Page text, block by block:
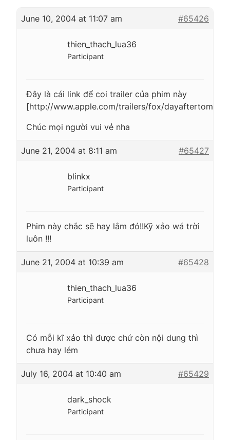
June 10, 2004 at 11:07 am #65426
thien_thach_lua36
Participant
Đây là cái link để coi trailer của phim này
[http://www.apple.com/trailers/fox/
Chúc mọi người vui vẻ nha
June 21, 2004 at 8:11 am #65427
blinkx
Participant
Phim này chắc sẽ hay lắm đó!!Kỹ xảo wá trời
luôn !!!
June 21, 2004 at 10:39 am #65428
thien_thach_lua36
Participant
Có mỗi kĩ xảo thì được chứ còn nội dung thì
chưa hay lém
July 16, 2004 at 10:40 am #65429
dark_shock
Participant